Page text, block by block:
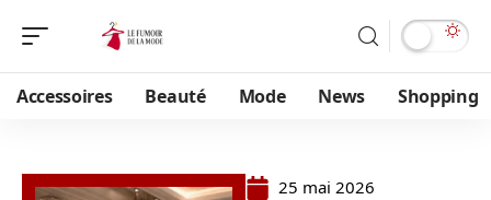
Accessoires Beauté Mode News Shopping
25 mai 2026